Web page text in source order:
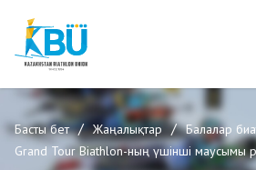
Басты бет Жаңалықтар Балалар
Grand Tour Biathlon-ның үшінші маусымы